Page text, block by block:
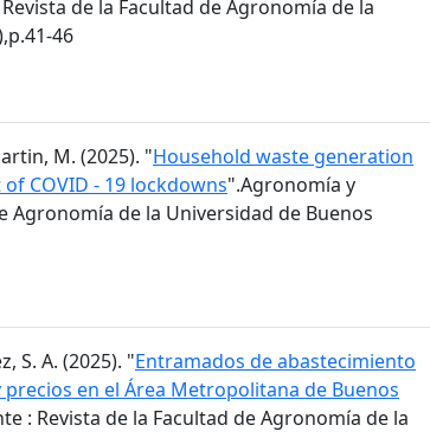
de la Facultad de Agronomía de la
46
M. (2025). "Household waste generation
COVID - 19 lockdowns".Agronomía y
Agronomía de la Universidad de Buenos
S. A. (2025). "Entramados de abastecimiento
en el Área Metropolitana de Buenos
: Revista de la Facultad de Agronomía de la